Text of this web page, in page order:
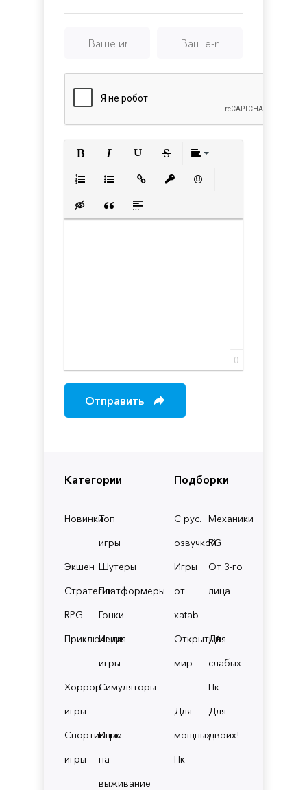
Категории
НовинкиТоп
игры
Экшен Шутеры
СтратегииПлатформеры
RPG
Гонки
Приключения
Инди
игры
Хоррор
игры
Симуляторы
Спортивные
игры
Игры
на
выживание
Подборки
С рус.
озвучкой
Механики
RG
Игры
от
xatab
От 3-го
лица
Открытый
мир
Для
слабых
Пк
Для
мощных
Пк
Для
двоих!
Вставка скрытого текста
Вставка цитаты
Вставка спойлера
0
Отправить